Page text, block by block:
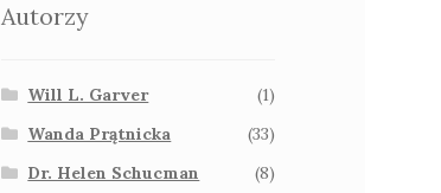
Autorzy
Will L. Garver
(1)
Wanda Prątnicka
(33)
Dr. Helen Schucman
(8)